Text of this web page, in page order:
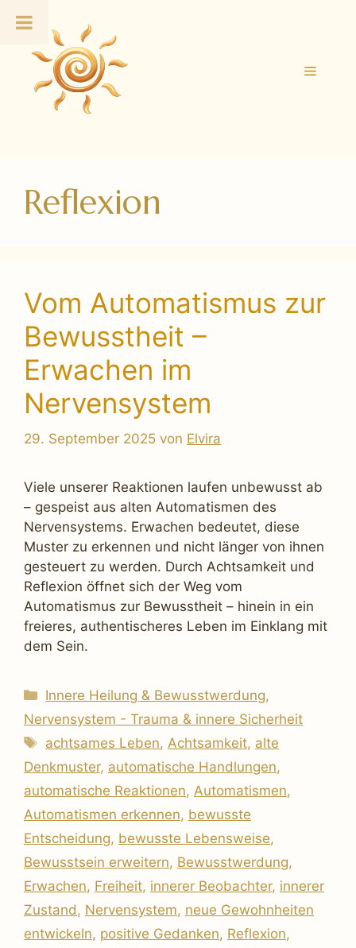
Inhalt
springen
Menü
Reflexion
Vom Automatismus zur
Bewusstheit –
Erwachen im
Nervensystem
29. September 2025 von Elvira
Viele unserer Reaktionen laufen unbewusst ab
– gespeist aus alten Automatismen des
Nervensystems. Erwachen bedeutet, diese
Muster zu erkennen und nicht länger von ihnen
gesteuert zu werden. Durch Achtsamkeit und
Reflexion öffnet sich der Weg vom
Automatismus zur Bewusstheit – hinein in ein
freieres, authentischeres Leben im Einklang mit
dem Sein.
Kategorien
Innere Heilung & Bewusstwerdung,
Nervensystem - Trauma & innere Sicherheit
Schlagwörter
achtsames Leben, Achtsamkeit, alte
Denkmuster, automatische Handlungen,
automatische Reaktionen, Automatismen,
Automatismen erkennen, bewusste
Entscheidung, bewusste Lebensweise,
Bewusstsein erweitern, Bewusstwerdung,
Erwachen, Freiheit, innerer Beobachter, innerer
Zustand , Nervensystem, neue Gewohnheiten
entwickeln, positive Gedanken, Reflexion,